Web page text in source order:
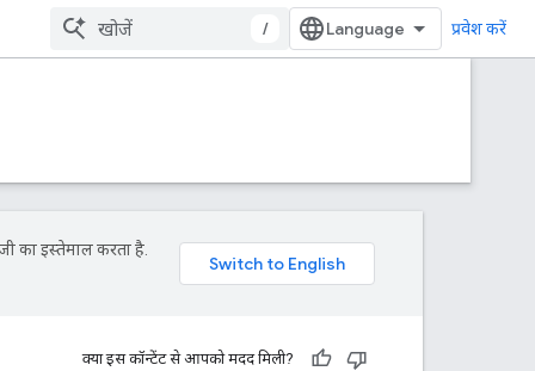
/ प्रवेश करें
का इस्तेमाल करता है.
क्या इस कॉन्टेंट से आपको मदद मिली?